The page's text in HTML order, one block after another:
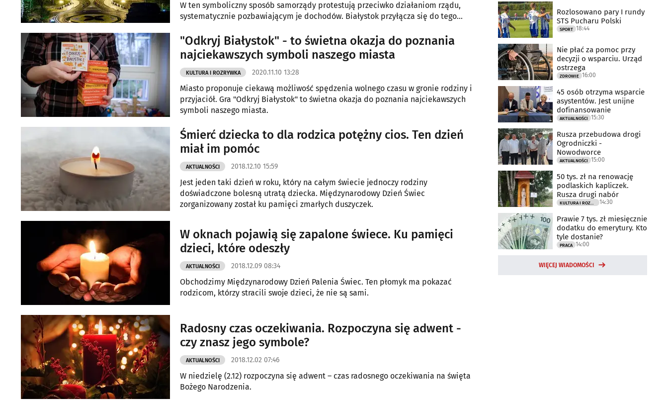
W ten symboliczny sposób samorządy protestują przeciwko działaniom rządu,
systematycznie pozbawiającym je dochodów. Białystok przyłącza się do tego
"Odkryj Białystok" - to świetna okazja do poznania
najciekawszych symboli naszego miasta
KULTURA I ROZRYWKA 2020.11.10 13:28
Miasto proponuje ciekawą możliwość spędzenia wolnego czasu w gronie rodziny i
przyjaciół. Gra "Odkryj Białystok" to świetna okazja do poznania najciekawszych
symboli naszego miasta.
Śmierć dziecka to dla rodzica potężny cios. Ten dzień
miał im pomóc
AKTUALNOŚCI 2018.12.10 15:59
Jest jeden taki dzień w roku, który na całym świecie jednoczy rodziny
doświadczone bolesną utratą dziecka. Międzynarodowy Dzień Świec
zorganizowany został ku pamięci zmarłych duszyczek.
W oknach pojawią się zapalone świece. Ku pamięci
dzieci, które odeszły
AKTUALNOŚCI 2018.12.09 08:34
Obchodzimy Międzynarodowy Dzień Palenia Świec. Ten płomyk ma pokazać
rodzicom, którzy stracili swoje dzieci, że nie są sami.
Radosny czas oczekiwania. Rozpoczyna się adwent -
czy znasz jego symbole?
AKTUALNOŚCI 2018.12.02 07:46
W niedzielę (2.12) rozpoczyna się adwent – czas radosnego oczekiwania na święta
Bożego Narodzenia.
Rozlosowano pary I rundy
STS Pucharu Polski
SPORT 18:44
Nie płać za pomoc przy
decyzji o wsparciu. Urząd
ostrzega
ZDROWIE 16:00
45 osób otrzyma wsparcie
asystentów. Jest unijne
dofinansowanie
AKTUALNOŚCI 15:30
Rusza przebudowa drogi
Ogrodniczki -
Nowodworce
AKTUALNOŚCI 15:00
50 tys. zł na renowację
podlaskich kapliczek.
Rusza drugi nabór
14:30
Prawie 7 tys. zł miesięcznie
dodatku do emerytury. Kto
tyle dostanie?
PRACA 14:00
WIĘCEJ WIADOMOŚCI